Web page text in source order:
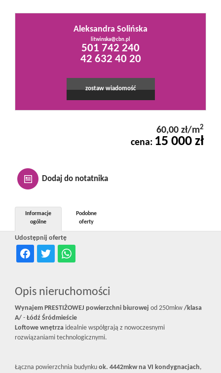
Kontakt
Aleksandra Solińska
litwinska@cbn.pl
501 742 240
42 632 40 20
zostaw wiadomość
60,00 zł/m2
cena: 15 000 zł
Dodaj do notatnika
Udostępnij ofertę
Informacje
ogólne
Podobne
oferty
Opis nieruchomości
Wynajem PRESTIŻOWEJ powierzchni biurowej od 250mkw /klasa
A/ - Łódź Śródmieście
Loftowe wnętrza idealnie współgrają z nowoczesnymi
rozwiązaniami technologicznymi.
Łączna powierzchnia budynku ok. 4442mkw na VI kondygnacjach,